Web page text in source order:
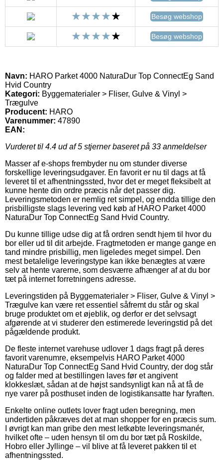
Besøg webshop
Besøg webshop
Navn: HARO Parket 4000 NaturaDur Top ConnectEg Sand
Hvid Country
Kategori: Byggematerialer > Fliser, Gulve & Vinyl >
Trægulve
Producent: HARO
Varenummer: 47890
EAN:
Vurderet til 4.4 ud af 5 stjerner baseret på 33 anmeldelser
Masser af e-shops frembyder nu om stunder diverse
forskellige leveringsudgaver. En favorit er nu til dags at få
leveret til et afhentningssted, hvor det er meget fleksibelt at
kunne hente din ordre præcis når det passer dig.
Leveringsmetoden er nemlig ret simpel, og endda tillige den
prisbilligste slags levering ved køb af HARO Parket 4000
NaturaDur Top ConnectEg Sand Hvid Country.
Du kunne tillige udse dig at få ordren sendt hjem til hvor du
bor eller ud til dit arbejde. Fragtmetoden er mange gange en
tand mindre prisbillig, men ligeledes meget simpel. Den
mest betalelige leveringstype kan ikke benægtes at være
selv at hente varerne, som desværre afhænger af at du bor
tæt på internet forretningens adresse.
Leveringstiden på Byggematerialer > Fliser, Gulve & Vinyl >
Trægulve kan være ret essentiel såfremt du står og skal
bruge produktet om et øjeblik, og derfor er det selvsagt
afgørende at vi studerer den estimerede leveringstid på det
pågældende produkt.
De fleste internet varehuse udlover 1 dags fragt på deres
favorit varenumre, eksempelvis HARO Parket 4000
NaturaDur Top ConnectEg Sand Hvid Country, der dog står
og falder med at bestillingen laves før et angivent
klokkeslæt, sådan at de højst sandsynligt kan nå at få de
nye varer på posthuset inden de logistikansatte har fyraften.
Enkelte online outlets lover fragt uden beregning, men
undertiden påkræves det at man shopper for en præcis sum.
I øvrigt kan man gribe den mest letkøbte leveringsmanér,
hvilket ofte – uden hensyn til om du bor tæt på Roskilde,
Hobro eller Jyllinge – vil blive at få leveret pakken til et
afhentningssted.